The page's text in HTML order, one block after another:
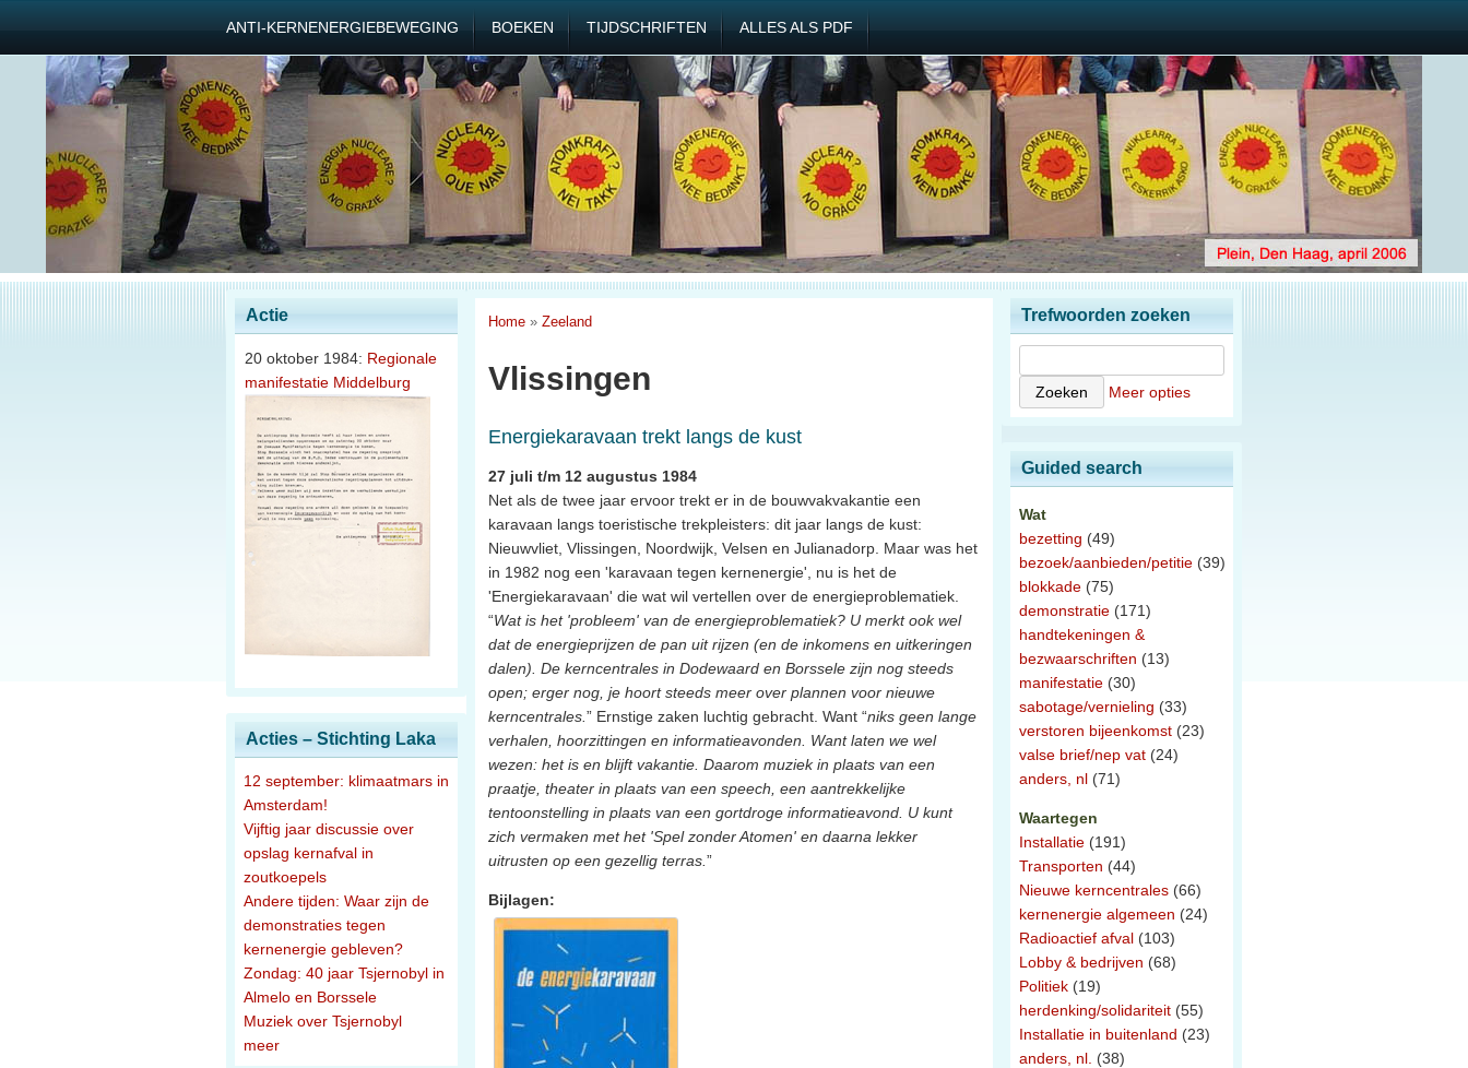
ANTI-KERNENERGIEBEWEGING BOEKEN TIJDSCHRIFTEN ALLES ALS PDF
Actie
20 oktober 1984: Regionale
manifestatie Middelburg
Acties – Stichting Laka
12 september: klimaatmars in
Amsterdam!
Vijftig jaar discussie over
opslag kernafval in
zoutkoepels
Andere tijden: Waar zijn de
demonstraties tegen
kernenergie gebleven?
Zondag: 40 jaar Tsjernobyl in
Almelo en Borssele
Muziek over Tsjernobyl
meer
Home » Zeeland
Vlissingen
Energiekaravaan trekt langs de kust
27 juli t/m 12 augustus 1984
Net als de twee jaar ervoor trekt er in de bouwvakvakantie een
karavaan langs toeristische trekpleisters: dit jaar langs de kust:
Nieuwvliet, Vlissingen, Noordwijk, Velsen en Julianadorp. Maar was het
in 1982 nog een 'karavaan tegen kernenergie', nu is het de
'Energiekaravaan' die wat wil vertellen over de energieproblematiek.
“Wat is het 'probleem' van de energieproblematiek? U merkt ook wel
dat de energieprijzen de pan uit rijzen (en de inkomens en uitkeringen
dalen). De kerncentrales in Dodewaard en Borssele zijn nog steeds
open; erger nog, je hoort steeds meer over plannen voor nieuwe
kerncentrales. ” Ernstige zaken luchtig gebracht. Want “niks geen lange
verhalen, hoorzittingen en informatieavonden. Want laten we wel
wezen: het is en blijft vakantie. Daarom muziek in plaats van een
praatje, theater in plaats van een speech, een aantrekkelijke
tentoonstelling in plaats van een gortdroge informatieavond. U kunt
zich vermaken met het 'Spel zonder Atomen' en daarna lekker
uitrusten op een gezellig terras. ”
Bijlagen:
Trefwoorden zoeken
Meer opties
Guided search
Wat
bezetting (49)
bezoek/aanbieden/petitie (39)
blokkade (75)
demonstratie (171)
handtekeningen &
bezwaarschriften (13)
manifestatie (30)
sabotage/vernieling (33)
verstoren bijeenkomst (23)
valse brief/nep vat (24)
anders, nl (71)
Waartegen
Installatie (191)
Transporten (44)
Nieuwe kerncentrales (66)
kernenergie algemeen (24)
Radioactief afval (103)
Lobby & bedrijven (68)
Politiek (19)
herdenking/solidariteit (55)
Installatie in buitenland (23)
anders, nl. (38)